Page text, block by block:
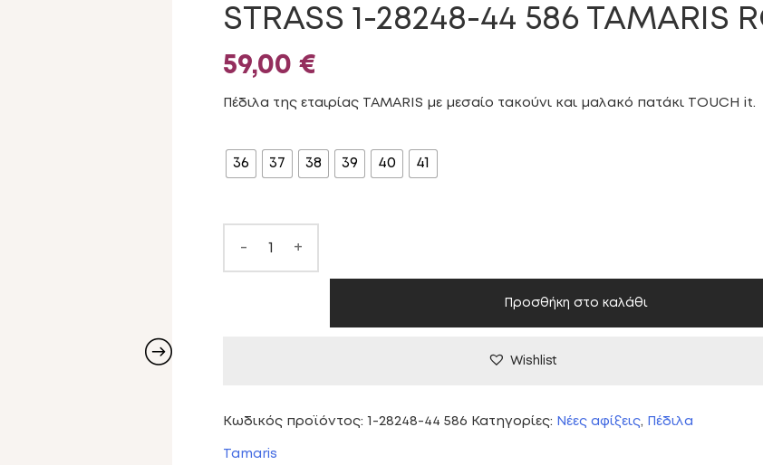
STRASS 1-28248-44 586 TAMARIS
59,00 €
Πέδιλα της εταιρίας TAMARIS με μεσαίο τακούνι και μαλακό πατάκι TOUCH it.
36 37 38 39 40 41
- +
Προσθήκη στο καλάθι
Wishlist
Κωδικός προϊόντος: 1-28248-44 586 Κατηγορίες: Νέες αφίξεις, Πέδιλα
Tamaris